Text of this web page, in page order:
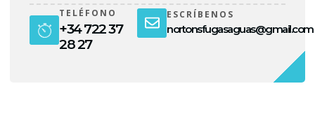
TELÉFONO
+34 722 37
28 27
ESCRÍBENOS
nortonsfugasaguas@gmail.com